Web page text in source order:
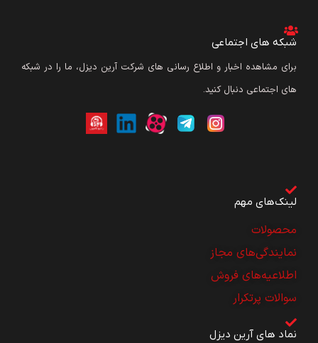
شبکه های اجتماعی
برای مشاهده اخبار و اطلاع رسانی های شرکت آرین دیزل، ما را در شبکه
های اجتماعی دنبال کنید.
لینک‌های مهم
محصولات
نمایندگی‌های مجاز
اطلاعیه‌های فروش
سوالات پرتکرار
نماد های آرین دیزل